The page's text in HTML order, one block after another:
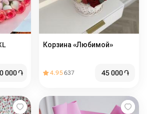
000֏
Корзина «Любимой»
4.95637 45 000֏